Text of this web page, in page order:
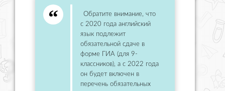
Обратите внимание, что
с 2020 года английский
язык подлежит
обязательной сдаче в
форме ГИА (для 9-
классников), а с 2022 года
он будет включен в
перечень обязательных